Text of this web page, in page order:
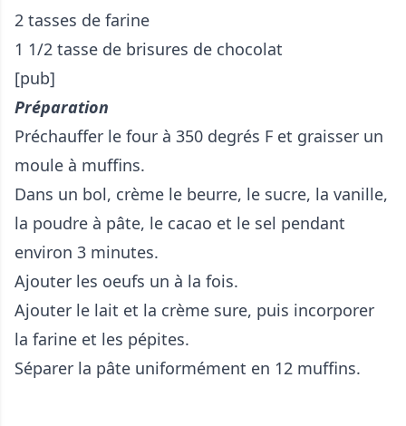
2 tasses de farine
1 1/2 tasse de brisures de chocolat
[pub]
Préparation
Préchauffer le four à 350 degrés F et graisser un
moule à muffins.
Dans un bol, crème le beurre, le sucre, la vanille,
la poudre à pâte, le cacao et le sel pendant
environ 3 minutes.
Ajouter les oeufs un à la fois.
Ajouter le lait et la crème sure, puis incorporer
la farine et les pépites.
Séparer la pâte uniformément en 12 muffins.